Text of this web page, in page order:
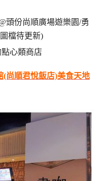
心類商店
(尚順君悅飯店)美食天地